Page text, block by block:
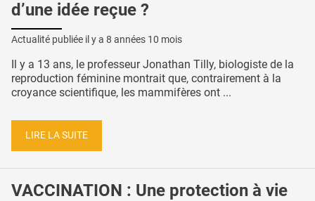
d’une idée reçue ?
Actualité publiée il y a 8 années 10 mois
Il y a 13 ans, le professeur Jonathan Tilly, biologiste de la
reproduction féminine montrait que, contrairement à la
croyance scientifique, les mammifères ont ...
LIRE LA SUITE
VACCINATION : Une protection à vie